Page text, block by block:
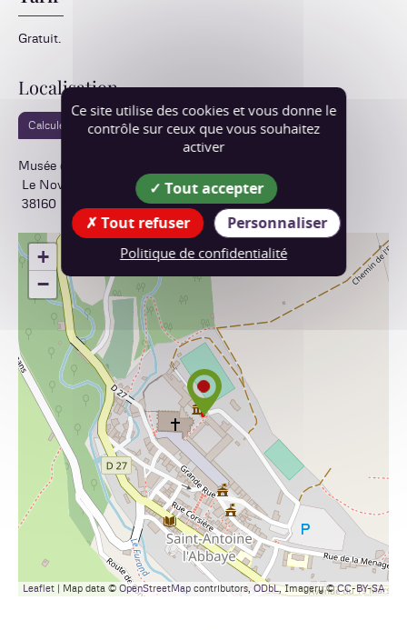
Gratuit.
Localisation
Calculer votre itinéraire
Musée de Saint-Antoine-l'Abbaye
Le Noviciat
38160
Saint-Antoine-l'Abbaye
+
−
Leaflet | Map data © OpenStreetMap contributors, ODbL, Imagery ©CC-BY-SA
Ce site utilise des cookies et vous donne le
contrôle sur ceux que vous souhaitez
activer
Tout accepter
Tout refuser
Personnaliser
Politique de confidentialité